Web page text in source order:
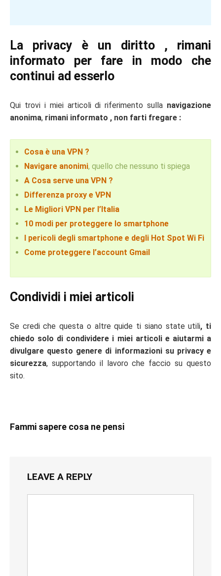
La privacy è un diritto , rimani
informato per fare in modo che
continui ad esserlo
Qui trovi i miei articoli di riferimento sulla navigazione
anonima, rimani informato , non farti fregare :
Cosa è una VPN ?
Navigare anonimi, quello che nessuno ti spiega
A Cosa serve una VPN ?
Differenza proxy e VPN
Le Migliori VPN per l’Italia
10 modi per proteggere lo smartphone
I pericoli degli smartphone e degli Hot Spot Wi Fi
Come proteggere l’account Gmail
Condividi i miei articoli
Se credi che questa o altre quide ti siano state utili, ti
chiedo solo di condividere i miei articoli e aiutarmi a
divulgare questo genere di informazioni su privacy e
sicurezza, supportando il lavoro che faccio su questo
sito.
Fammi sapere cosa ne pensi
LEAVE A REPLY